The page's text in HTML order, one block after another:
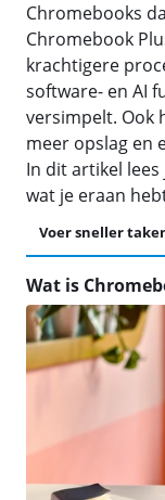
Chromebooks
Chromebook
krachtigere
software- en AI
versimpelt. Ook
meer opslag en
In dit artikel
wat je eraan
Voer sneller
Wat is